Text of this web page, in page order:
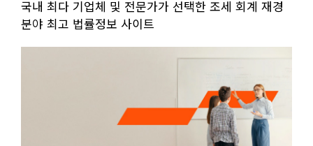
국내 최다 기업체 및 전문가가 선택한 조세 회계 재경
분야 최고 법률정보 사이트